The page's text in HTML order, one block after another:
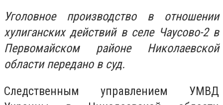
Уголовное производство в отношении
хулиганских действий в селе Чаусово-2 в
Первомайском районе Николаевской
области передано в суд.
Следственным управлением УМВД